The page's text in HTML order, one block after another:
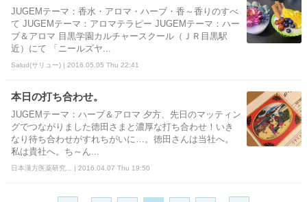
JUGEMテーマ：香水・アロマ・ハーブ・香～香りのすべ
て JUGEMテーマ：アロマテラピー JUGEMテーマ：ハー
ブ＆アロマ 目黒学園カルチャースクール（ＪＲ目黒駅
近）にて 「ニールズヤ...
Salud(サリュー) | 2016.05.05 Thu 22:41
本日の打ち合わせ。
JUGEMテーマ：ハーブ＆アロマ 夕方、先日のマッティン
グでつながりました徳田さまと濃厚な打ち合わせ！いき
なり待ち合わせがすれちがいに…。徳田さんは当社へ。
私は貴社へ。ち～ん...
日本漢方医薬研究... | 2016.04.07 Thu 19:50